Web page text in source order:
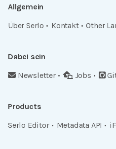
Allgemein
Über Serlo
Kontakt Other
Dabei sein
Newsletter
Jobs
Products
Serlo Editor
Metadata API